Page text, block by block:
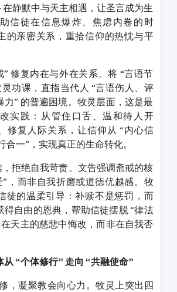
静默中与天主相遇，让圣言成为生
信徒在信息爆炸、焦虑内卷的时
的亲密关系，重拾信仰的热忱与平
修复内在与外在关系。将 “言语节
功课，直指当代人 “言语伤人、评
力” 的普遍困境。牧灵层面，这是最
实践：从管住口舌、温和待人开
修复人际关系，让信仰从 “内心信
合一”，实现真正的生命转化。
拒绝自我苛责。文告强调斋戒的核
”，而非自我折磨或道德优越感。牧
徒的温柔引导：补赎不是惩罚，而
得自由的恩典，帮助信徒摆脱 “律法
天主的慈悲中悔改，而非在自我否
“个体修行” 走向 “共融使命”
，凝聚教会向心力。牧灵上突出四